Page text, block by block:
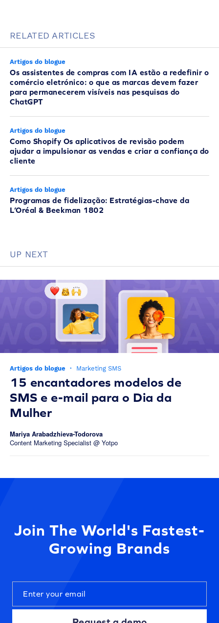
RELATED ARTICLES
Artigos do blogue
Os assistentes de compras com IA estão a redefinir o
comércio eletrónico: o que as marcas devem fazer
para permanecerem visíveis nas pesquisas do
ChatGPT
Artigos do blogue
Como Shopify Os aplicativos de revisão podem
ajudar a impulsionar as vendas e criar a confiança do
cliente
Artigos do blogue
Programas de fidelização: Estratégias-chave da
L’Oréal & Beekman 1802
UP NEXT
Artigos do blogue · Marketing SMS
15 encantadores modelos de
SMS e e-mail para o Dia da
Mulher
Mariya Arabadzhieva-Todorova
Content Marketing Specialist @ Yotpo
Join The World's Fastest-
Growing Brands